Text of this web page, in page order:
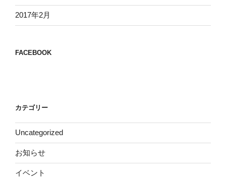
2017年2月
FACEBOOK
カテゴリー
Uncategorized
お知らせ
イベント